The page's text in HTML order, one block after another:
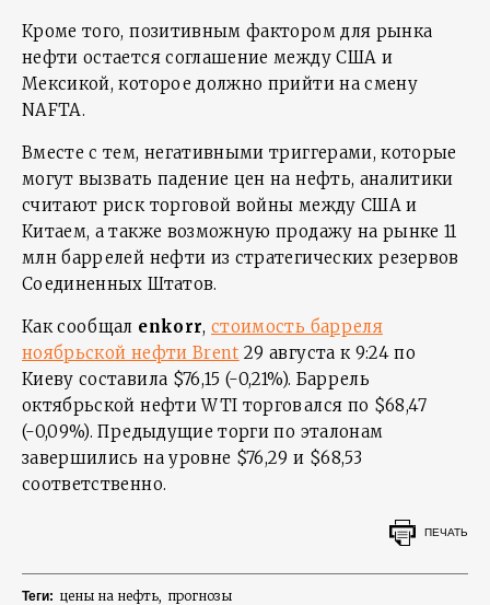
Кроме того, позитивным фактором для рынка
нефти остается соглашение между США и
Мексикой, которое должно прийти на смену
NAFTA.
Вместе с тем, негативными триггерами, которые
могут вызвать падение цен на нефть, аналитики
считают риск торговой войны между США и
Китаем, а также возможную продажу на рынке 11
млн баррелей нефти из стратегических резервов
Соединенных Штатов.
Как сообщал enkorr,стоимость барреля
ноябрьской нефти Brent 29 августа к 9:24 по
Киеву составила $76,15 (-0,21%). Баррель
октябрьской нефти WTI торговался по $68,47
(-0,09%). Предыдущие торги по эталонам
завершились на уровне $76,29 и $68,53
соответственно.
ПЕЧАТЬ
Теги: цены на нефть прогнозы